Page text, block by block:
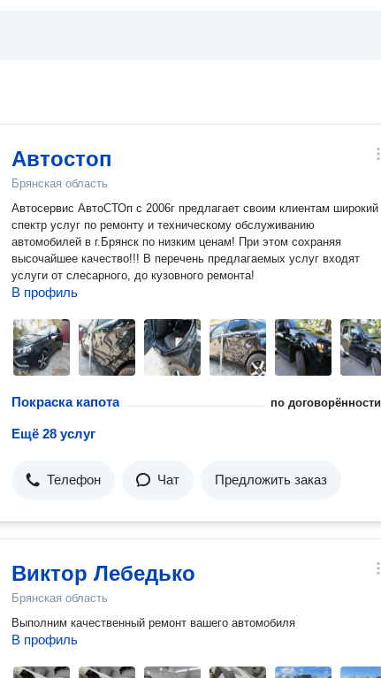
Автостоп
Брянская область
Автосервис АвтоСТОп с 2006г предлагает своим клиентам широкий
спектр услуг по ремонту и техническому обслуживанию
автомобилей в г.Брянск по низким ценам! При этом сохраняя
высочайшее качество!!! В перечень предлагаемых услуг входят
услуги от слесарного, до кузовного ремонта!
В профиль
Покраска капота по договорённости
Ещё 28 услуг
Телефон Чат Предложить заказ
Виктор Лебедько
Брянская область
Выполним качественный ремонт вашего автомобиля
В профиль